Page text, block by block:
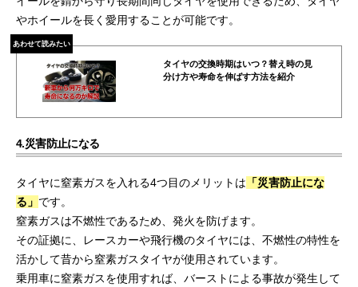
やホイールを長く愛用することが可能です。
あわせて読みたい
タイヤの交換時期はいつ？替え時の見
分け方や寿命を伸ばす方法を紹介
4.災害防止になる
タイヤに窒素ガスを入れる4つ目のメリットは 「災害防止にな
る」 です。
窒素ガスは不燃性であるため、発火を防げます。
その証拠に、レースカーや飛行機のタイヤには、不燃性の特性を
活かして昔から窒素ガスタイヤが使用されています。
乗用車に窒素ガスを使用すれば、バーストによる事故が発生して